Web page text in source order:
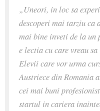
„Uneori, in loc sa
descoperi mai tarziu ca
mai bine inveti de la un
e lectia cu care vreau
Elevii care vor urma
Austriece din Romania
cei mai buni
startul in cariera